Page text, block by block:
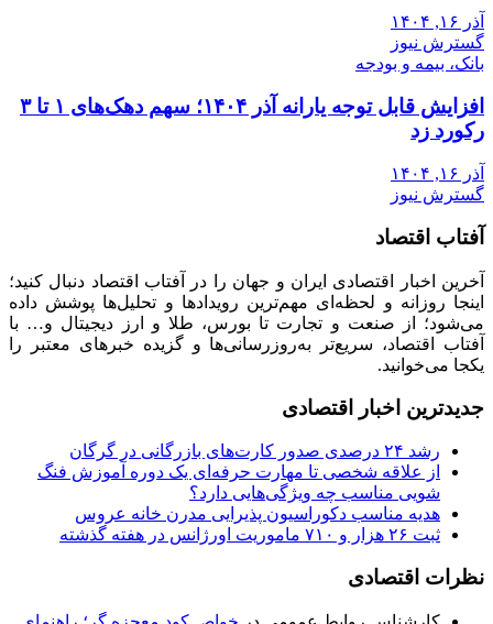
آذر ۱۶, ۱۴۰۴
گسترش نیوز
بانک، بیمه و بودجه
افزایش قابل توجه یارانه آذر ۱۴۰۴؛ سهم دهک‌های ۱ تا ۳
رکورد زد
آذر ۱۶, ۱۴۰۴
گسترش نیوز
آفتاب اقتصاد
آخرین اخبار اقتصادی ایران و جهان را در آفتاب اقتصاد دنبال کنید؛
اینجا روزانه و لحظه‌ای مهم‌ترین رویدادها و تحلیل‌ها پوشش داده
می‌شود؛ از صنعت و تجارت تا بورس، طلا و ارز دیجیتال و… با
آفتاب اقتصاد، سریع‌تر به‌روزرسانی‌ها و گزیده خبرهای معتبر را
یکجا می‌خوانید.
جدیدترین اخبار اقتصادی
رشد ۲۴ درصدی صدور کارت‌های بازرگانی در گرگان
از علاقه شخصی تا مهارت حرفه‌ای یک دوره آموزش فنگ
شویی مناسب چه ویژگی‌هایی دارد؟
هدیه مناسب دکوراسیون پذیرایی مدرن خانه عروس
ثبت ۲۶ هزار و ۷۱۰ ماموریت اورژانس در هفته گذشته
نظرات اقتصادی